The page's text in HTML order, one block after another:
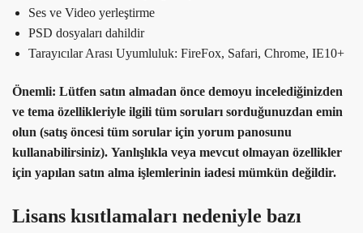
Ses ve Video yerleştirme
PSD dosyaları dahildir
Tarayıcılar Arası Uyumluluk: FireFox, Safari, Chrome, IE10+
Önemli: Lütfen satın almadan önce demoyu incelediğinizden
ve tema özellikleriyle ilgili tüm soruları sorduğunuzdan emin
olun (satış öncesi tüm sorular için yorum panosunu
kullanabilirsiniz). Yanlışlıkla veya mevcut olmayan özellikler
için yapılan satın alma işlemlerinin iadesi mümkün değildir.
Lisans kısıtlamaları nedeniyle bazı